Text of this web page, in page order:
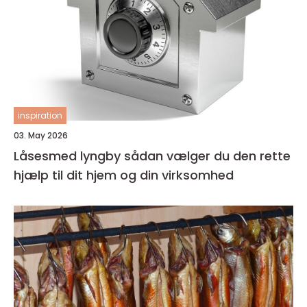
inspiration
03. May 2026
Låsesmed lyngby sådan vælger du den rette
hjælp til dit hjem og din virksomhed